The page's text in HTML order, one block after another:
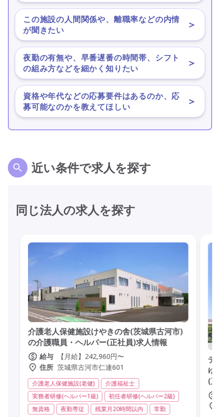
この施設の人間関係や、離職率などの内情
が聞きたい
＞
夜勤の有無や、早番遅番の時間帯、シフト
の組み方などを細かく知りたい
＞
資格や年代などの応募要件はあるのか、応
募可能なのかを教えてほしい
＞
近い条件で求人を探す
同じ法人の求人を探す
介護老人保健施設けやきの舎(茨城県古河市)
の介護職員・ヘルパー(正社員)求人情報
給与
【月給】242,960円〜
住所 茨城県古河市仁連601
介護老人保健施設(老健)
介護福祉士
実務者研修(ヘルパー1級)
初任者研修(ヘルパー2級)
無資格
夜勤専従 残業月20時間以内
常勤
デ
ゆ
(